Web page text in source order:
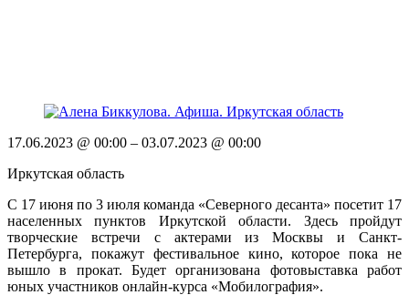
17.06.2023 @ 00:00 – 03.07.2023 @ 00:00
Иркутская область
С 17 июня по 3 июля команда «Северного десанта» посетит 17
населенных пунктов Иркутской области. Здесь пройдут
творческие встречи с актерами из Москвы и Санкт-
Петербурга, покажут фестивальное кино, которое пока не
вышло в прокат. Будет организована фотовыставка работ
юных участников онлайн-курса «Мобилография».